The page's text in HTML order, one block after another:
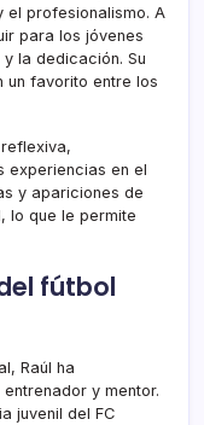
profesionalismo. A
para los jóvenes
la dedicación. Su
un favorito entre los
experiencias en el
y apariciones de
lo que le permite
fútbol
Raúl ha
y mentor.
juvenil del FC